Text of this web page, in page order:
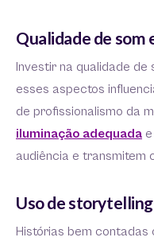
Qualidade de som
Investir na qualidade de
esses aspectos
de profissionalismo da
iluminação adequada
audiência e transmitem
Uso de storytelling
Histórias bem